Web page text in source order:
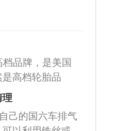
品牌，是美国
高档轮胎品
都有生产，这
。
理
己的国六车排气